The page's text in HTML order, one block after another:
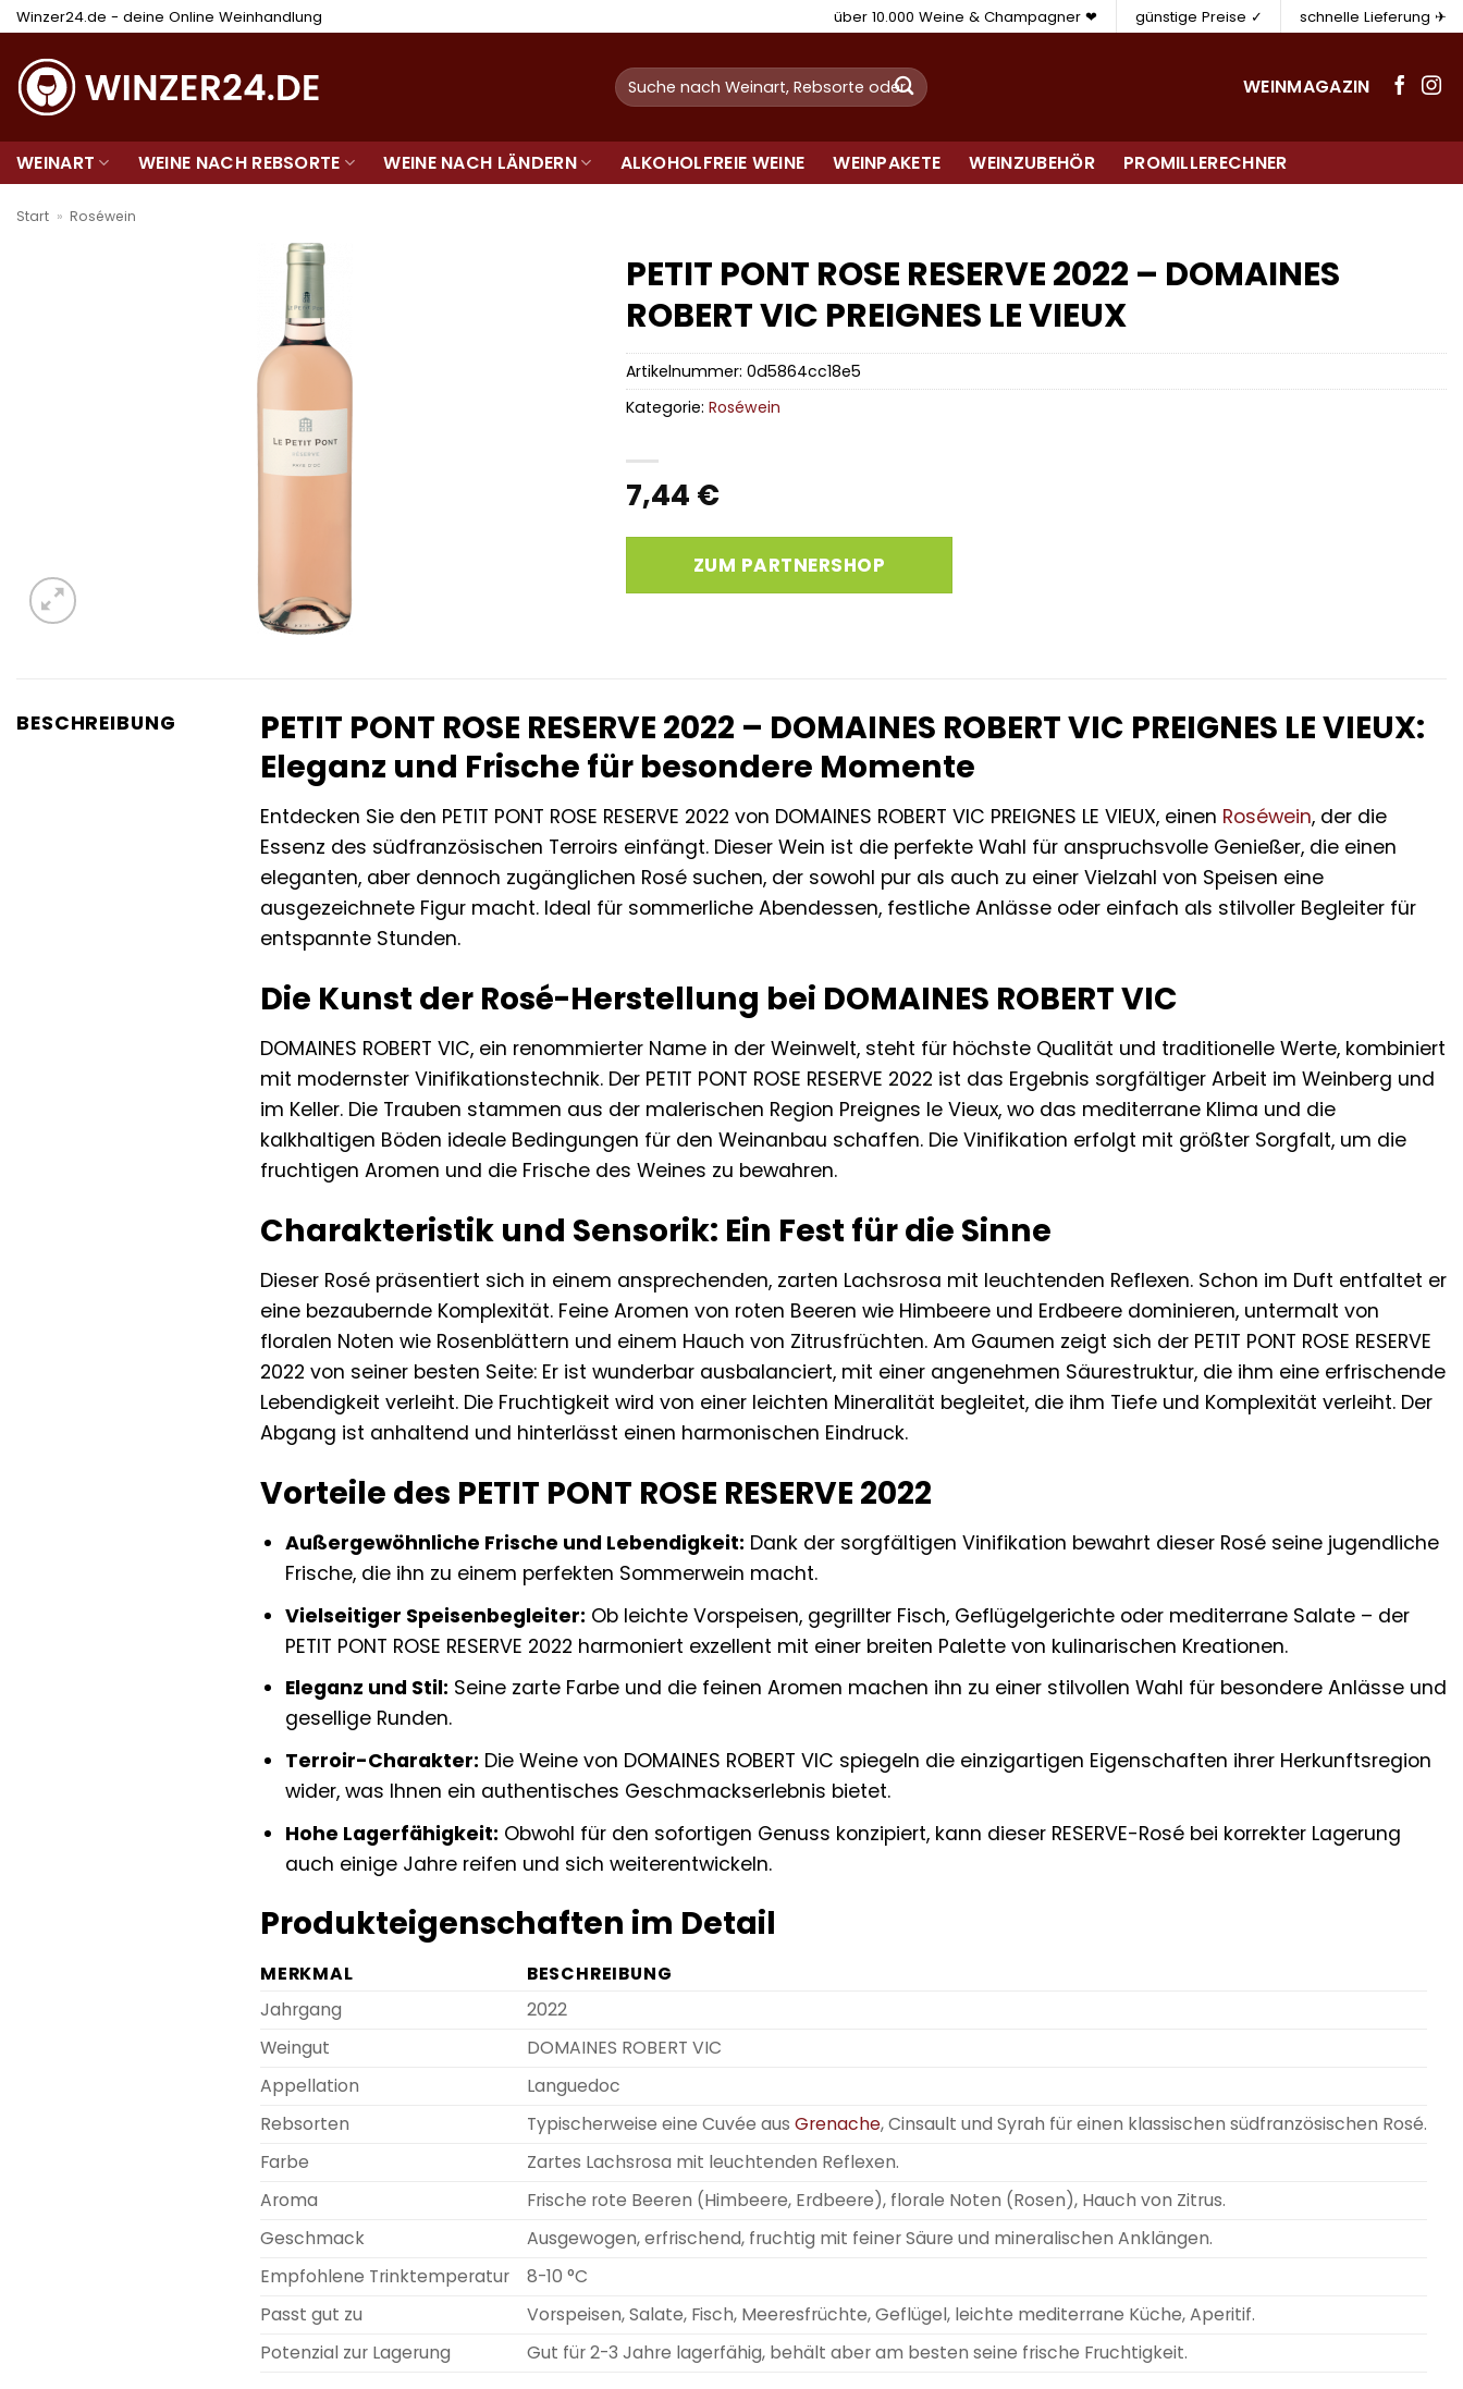
Zum
springen
Winzer24.de - deine Online Weinhandlung über 10.000 Weine & Champagner ❤ günstige Preise ✓ schnelle Lieferung ✈
Suchen
nach:
WEINMAGAZIN
WEINART WEINE NACH REBSORTE WEINE NACH LÄNDERN ALKOHOLFREIE WEINE WEINPAKETE WEINZUBEHÖR PROMILLERECHNER
Start » Roséwein
PETIT PONT ROSE RESERVE 2022 – DOMAINES
ROBERT VIC PREIGNES LE VIEUX
7,44 €
ZUM PARTNERSHOP
Artikelnummer: 0d5864cc18e5
Kategorie: Roséwein
BESCHREIBUNG
PETIT PONT ROSE RESERVE 2022 – DOMAINES ROBERT VIC PREIGNES LE VIEUX:
Eleganz und Frische für besondere Momente
Entdecken Sie den PETIT PONT ROSE RESERVE 2022 von DOMAINES ROBERT VIC PREIGNES LE VIEUX, einen Roséwein, der die
Essenz des südfranzösischen Terroirs einfängt. Dieser Wein ist die perfekte Wahl für anspruchsvolle Genießer, die einen
eleganten, aber dennoch zugänglichen Rosé suchen, der sowohl pur als auch zu einer Vielzahl von Speisen eine
ausgezeichnete Figur macht. Ideal für sommerliche Abendessen, festliche Anlässe oder einfach als stilvoller Begleiter für
entspannte Stunden.
Die Kunst der Rosé-Herstellung bei DOMAINES ROBERT VIC
DOMAINES ROBERT VIC, ein renommierter Name in der Weinwelt, steht für höchste Qualität und traditionelle Werte, kombiniert
mit modernster Vinifikationstechnik. Der PETIT PONT ROSE RESERVE 2022 ist das Ergebnis sorgfältiger Arbeit im Weinberg und
im Keller. Die Trauben stammen aus der malerischen Region Preignes le Vieux, wo das mediterrane Klima und die
kalkhaltigen Böden ideale Bedingungen für den Weinanbau schaffen. Die Vinifikation erfolgt mit größter Sorgfalt, um die
fruchtigen Aromen und die Frische des Weines zu bewahren.
Charakteristik und Sensorik: Ein Fest für die Sinne
Dieser Rosé präsentiert sich in einem ansprechenden, zarten Lachsrosa mit leuchtenden Reflexen. Schon im Duft entfaltet er
eine bezaubernde Komplexität. Feine Aromen von roten Beeren wie Himbeere und Erdbeere dominieren, untermalt von
floralen Noten wie Rosenblättern und einem Hauch von Zitrusfrüchten. Am Gaumen zeigt sich der PETIT PONT ROSE RESERVE
2022 von seiner besten Seite: Er ist wunderbar ausbalanciert, mit einer angenehmen Säurestruktur, die ihm eine erfrischende
Lebendigkeit verleiht. Die Fruchtigkeit wird von einer leichten Mineralität begleitet, die ihm Tiefe und Komplexität verleiht. Der
Abgang ist anhaltend und hinterlässt einen harmonischen Eindruck.
Vorteile des PETIT PONT ROSE RESERVE 2022
Außergewöhnliche Frische und Lebendigkeit: Dank der sorgfältigen Vinifikation bewahrt dieser Rosé seine jugendliche
Frische, die ihn zu einem perfekten Sommerwein macht.
Vielseitiger Speisenbegleiter: Ob leichte Vorspeisen, gegrillter Fisch, Geflügelgerichte oder mediterrane Salate – der
PETIT PONT ROSE RESERVE 2022 harmoniert exzellent mit einer breiten Palette von kulinarischen Kreationen.
Eleganz und Stil: Seine zarte Farbe und die feinen Aromen machen ihn zu einer stilvollen Wahl für besondere Anlässe und
gesellige Runden.
Terroir-Charakter: Die Weine von DOMAINES ROBERT VIC spiegeln die einzigartigen Eigenschaften ihrer Herkunftsregion
wider, was Ihnen ein authentisches Geschmackserlebnis bietet.
Hohe Lagerfähigkeit: Obwohl für den sofortigen Genuss konzipiert, kann dieser RESERVE-Rosé bei korrekter Lagerung
auch einige Jahre reifen und sich weiterentwickeln.
Produkteigenschaften im Detail
MERKMAL
BESCHREIBUNG
Jahrgang
2022
Weingut
DOMAINES ROBERT VIC
Appellation
Languedoc
Rebsorten
Typischerweise eine Cuvée aus Grenache, Cinsault und Syrah für einen klassischen südfranzösischen Rosé.
Farbe
Zartes Lachsrosa mit leuchtenden Reflexen.
Aroma
Frische rote Beeren (Himbeere, Erdbeere), florale Noten (Rosen), Hauch von Zitrus.
Geschmack
Ausgewogen, erfrischend, fruchtig mit feiner Säure und mineralischen Anklängen.
Empfohlene Trinktemperatur
8-10 °C
Passt gut zu
Vorspeisen, Salate, Fisch, Meeresfrüchte, Geflügel, leichte mediterrane Küche, Aperitif.
Potenzial zur Lagerung
Gut für 2-3 Jahre lagerfähig, behält aber am besten seine frische Fruchtigkeit.